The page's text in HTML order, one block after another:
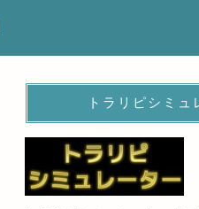
トラリピシミュ